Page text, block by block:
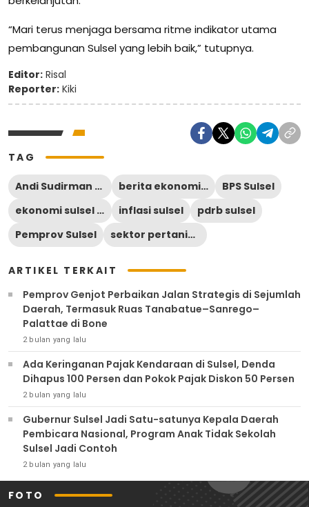
“Mari terus menjaga bersama ritme indikator utama
pembangunan Sulsel yang lebih baik,” tutupnya.
Editor: Risal
Reporter: Kiki
TAG
Andi Sudirman Sulaiman berita ekonomi bone
BPS Sulsel
ekonomi sulsel 2026
inflasi sulsel
pdrb sulsel
Pemprov Sulsel
sektor pertanian
ARTIKEL TERKAIT
Pemprov Genjot Perbaikan Jalan Strategis di Sejumlah
Daerah, Termasuk Ruas Tanabatue–Sanrego–
Palattae di Bone
2 bulan yang lalu
Ada Keringanan Pajak Kendaraan di Sulsel, Denda
Dihapus 100 Persen dan Pokok Pajak Diskon 50 Persen
2 bulan yang lalu
Gubernur Sulsel Jadi Satu-satunya Kepala Daerah
Pembicara Nasional, Program Anak Tidak Sekolah
Sulsel Jadi Contoh
2 bulan yang lalu
FOTO